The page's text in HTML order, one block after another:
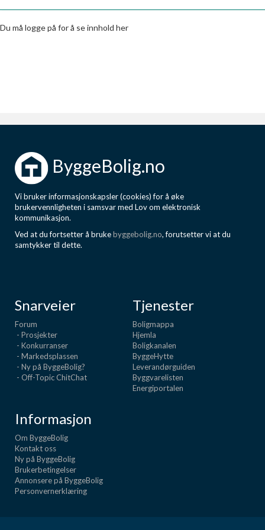
Boligmappa+
Få mer ut av Boligmappa
Du må logge på for å se innhold her
ByggeBolig.no
Vi bruker informasjonskapsler (cookies) for å øke
brukervennligheten i samsvar med Lov om elektronisk
kommunikasjon.
Ved at du fortsetter å brukebyggebolig.no, forutsetter vi at du
samtykker til dette.
Snarveier
Forum
- Prosjekter
- Konkurranser
- Markedsplassen
- Ny på ByggeBolig?
- Off-Topic ChitChat
Tjenester
Boligmappa
Hjemla
Boligkanalen
ByggeHytte
Leverandørguiden
Byggvarelisten
Energiportalen
Informasjon
Om ByggeBolig
Kontakt oss
Ny på ByggeBolig
Brukerbetingelser
Annonsere på ByggeBolig
Personvernerklæring